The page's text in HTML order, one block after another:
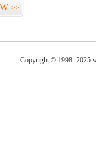
>>
Copyright © 1998 -2025